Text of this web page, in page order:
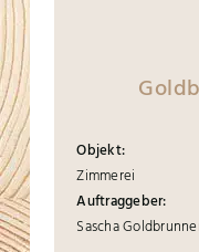
Objekt:
Zimmerei
Auftraggeber:
Sascha